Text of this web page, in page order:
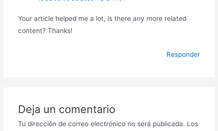
Your article helped me a lot, is there any more related
content? Thanks!
Responder
Deja un comentario
Tu dirección de correo electrónico no será publicada. Los